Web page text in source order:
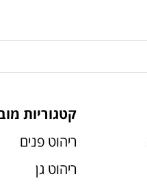
קטגוריות
ריהוט פנים
ריהוט גן